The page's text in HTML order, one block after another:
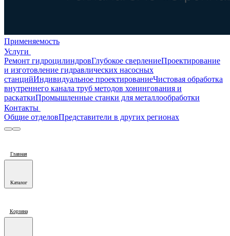
Применяемость
Услуги
Ремонт гидроцилиндровГлубокое сверлениеПроектирование
и изготовление гидравлических насосных
станцийИндивидуальное проектированиеЧистовая обработка
внутреннего канала труб методов хонингования и
раскаткиПромышленные станки для металлообработки
Контакты
Общие отделовПредставители в других регионах
Главная
Каталог
Корзина